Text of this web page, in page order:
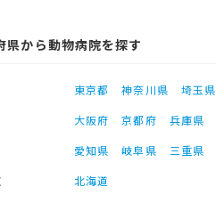
県から動物病院を探す
東京都 神奈川県 埼玉県
大阪府 京都府 兵庫県
愛知県 岐阜県 三重県
北海道